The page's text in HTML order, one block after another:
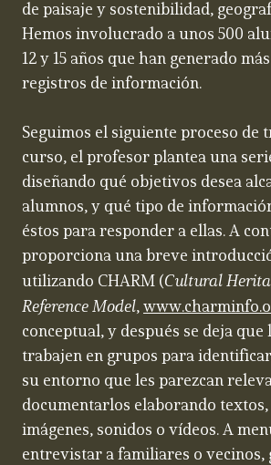
de paisaje y sostenibilidad,
Hemos involucrado a unos 500
12 y 15 años que han generado
registros de información.
Seguimos el siguiente proceso de
curso, el profesor plantea una
diseñando qué objetivos desea
alumnos, y qué tipo de
éstos para responder a ellas. A
proporciona una breve
utilizando CHARM (Cultural
Reference Model,
conceptual, y después se deja que
trabajen en grupos para
su entorno que les parezcan
documentarlos elaborando textos,
imágenes, sonidos o vídeos. A
entrevistar a familiares o vecinos,